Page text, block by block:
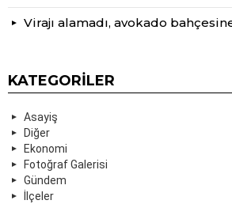
Virajı alamadı, avokado
KATEGORILER
Asayiş
Diğer
Ekonomi
Fotoğraf Galerisi
Gündem
İlçeler